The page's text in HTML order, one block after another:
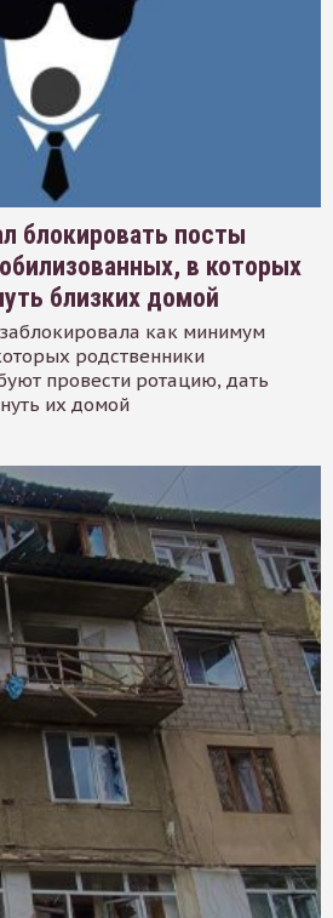
блокировать посты
в которых
близких домой
как минимум
родственники
провести ротацию, дать
их домой